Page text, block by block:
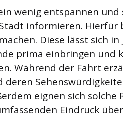
wenig entspannen und
informieren. Hierfür
Diese lässt sich in
prima einbringen und
Während der Fahrt
eignen sich solche
Eindruck